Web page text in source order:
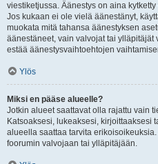
viestiketjussa. Äänestys on aina
Jos kukaan ei ole vielä äänestänyt,
muokata mitä tahansa äänestyksen
äänestäneet, vain valvojat tai ylläpitäjät
estää äänestysvaihtoehtojen
Ylös
Miksi en pääse alueelle?
Jotkin alueet saattavat olla rajattu vain
Katsoaksesi, lukeaksesi, kirjoittaaksesi
alueella saattaa tarvita
foorumin valvojaan tai ylläpitäjään.